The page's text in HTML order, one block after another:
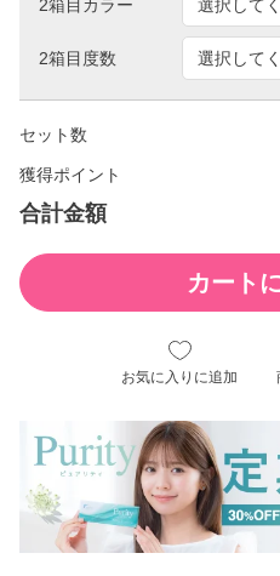
2箱目カラー
2箱目度数
セット数
獲得ポイント
合計金額
カート
お気に入りに追加